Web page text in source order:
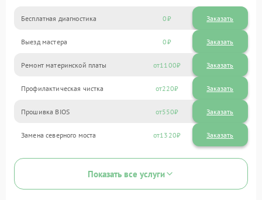
Бесплатная диагностика 0 Заказать
Выезд мастера 0 Заказать
Ремонт материнской платы 1100
Профилактическая чистка 220
Прошивка BIOS 550
Замена северного моста 1320
Показать все услуги